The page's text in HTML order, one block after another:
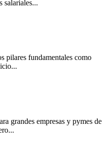
salariales...
pilares fundamentales como
grandes empresas y pymes de